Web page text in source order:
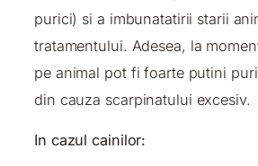
purici) si a imbunatatirii starii
tratamentului. Adesea, la
pe animal pot fi foarte putini
din cauza scarpinatului excesiv.
In cazul cainilor: